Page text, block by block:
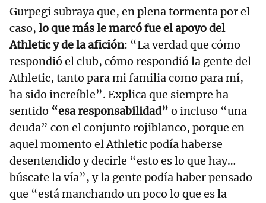
Gurpegi subraya que, en plena tormenta por el
caso, lo que más le marcó fue el apoyo del
Athletic y de la afición: “La verdad que cómo
respondió el club, cómo respondió la gente del
Athletic, tanto para mi familia como para mí,
ha sido increíble”. Explica que siempre ha
sentido “esa responsabilidad” o incluso “una
deuda” con el conjunto rojiblanco, porque en
aquel momento el Athletic podía haberse
desentendido y decirle “esto es lo que hay…
búscate la vía”, y la gente podía haber pensado
que “está manchando un poco lo que es la